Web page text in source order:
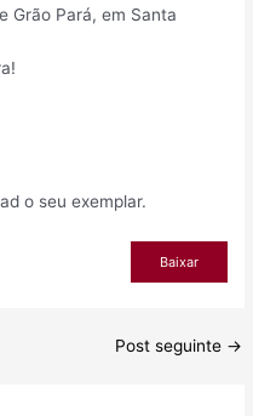
Grão Pará, em Santa
o seu exemplar.
Baixar
Post seguinte →